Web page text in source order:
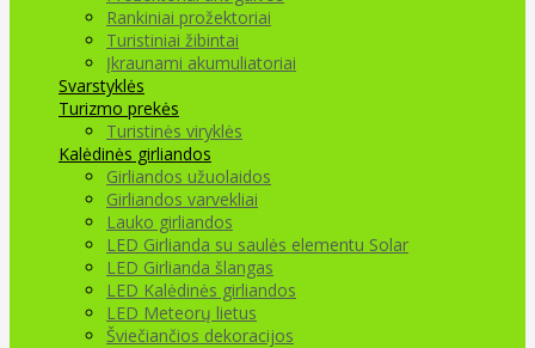
Rankiniai prožektoriai
Turistiniai žibintai
Įkraunami akumuliatoriai
Svarstyklės
Turizmo prekės
Turistinės viryklės
Kalėdinės girliandos
Girliandos užuolaidos
Girliandos varvekliai
Lauko girliandos
LED Girlianda su saulės elementu Solar
LED Girlianda šlangas
LED Kalėdinės girliandos
LED Meteorų lietus
Šviečiančios dekoracijos